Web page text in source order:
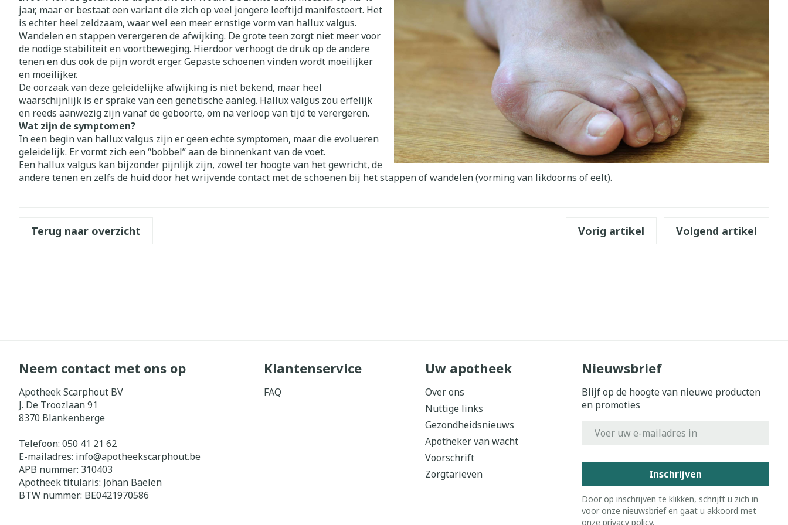
jaar, maar er bestaat een variant die zich op veel jongere leeftijd manifesteert. Het
is echter heel zeldzaam, waar wel een meer ernstige vorm van hallux valgus.
Wandelen en stappen verergeren de afwijking. De grote teen zorgt niet meer voor
de nodige stabiliteit en voortbeweging. Hierdoor verhoogt de druk op de andere
tenen en dus ook de pijn wordt erger. Gepaste schoenen vinden wordt moeilijker
en moeilijker.
De oorzaak van deze geleidelijke afwijking is niet bekend, maar heel
waarschijnlijk is er sprake van een genetische aanleg. Hallux valgus zou erfelijk
en reeds aanwezig zijn vanaf de geboorte, om na verloop van tijd te verergeren.
Wat zijn de symptomen?
In een begin van hallux valgus zijn er geen echte symptomen, maar die evolueren
geleidelijk. Er vormt zich een “bobbel” aan de binnenkant van de voet.
Een hallux valgus kan bijzonder pijnlijk zijn, zowel ter hoogte van het gewricht, de
andere tenen en zelfs de huid door het wrijvende contact met de schoenen bij het stappen of wandelen (vorming van likdoorns of eelt).
Terug naar overzicht Vorig artikel Volgend artikel
Neem contact met ons op
Apotheek Scarphout BV
J. De Troozlaan 91
8370 Blankenberge
Telefoon: 050 41 21 62
E-mailadres: info@apotheekscarphout.be
APB nummer: 310403
Apotheek titularis: Johan Baelen
BTW nummer: BE0421970586
Klantenservice
FAQ
Uw apotheek
Over ons
Nuttige links
Gezondheidsnieuws
Apotheker van wacht
Voorschrift
Zorgtarieven
Nieuwsbrief
Blijf op de hoogte van nieuwe producten
en promoties
Inschrijven
Door op inschrijven te klikken, schrijft u zich in
voor onze nieuwsbrief en gaat u akkoord met
onze privacy policy.